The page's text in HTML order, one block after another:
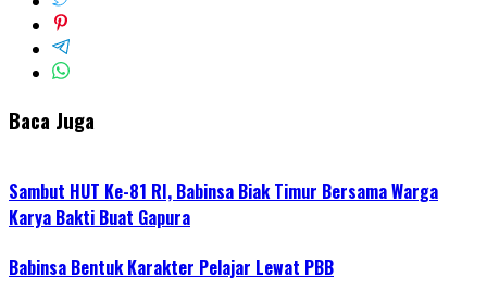
Baca Juga
Sambut HUT Ke-81 RI, Babinsa Biak Timur Bersama Warga
Karya Bakti Buat Gapura
Babinsa Bentuk Karakter Pelajar Lewat PBB